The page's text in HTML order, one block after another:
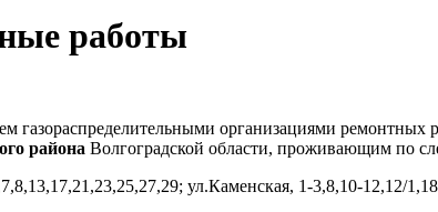
работы
организациями ремонтных
района Волгоградской области, проживающим по
ул.Каменская, 1-3,8,10-12,12/